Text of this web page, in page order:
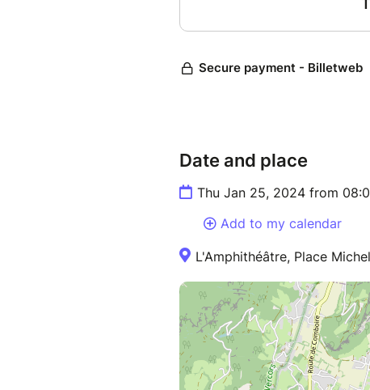
Date and place
Thu Jan 25, 2024 from
Add to my calendar
L'Amphithéâtre, Place